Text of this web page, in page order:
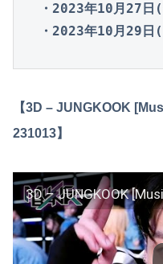
・2023年10月27
・2023年10月29
【3D – JUNGKOOK
231013】